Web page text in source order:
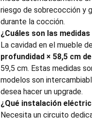
riesgo de sobrecocción y
durante la cocción.
¿Cuáles son las
La cavidad en el mueble
profundidad × 58,5 cm
59,5 cm. Estas medidas
modelos son
desea hacer un upgrade.
¿Qué instalación
Necesita un circuito